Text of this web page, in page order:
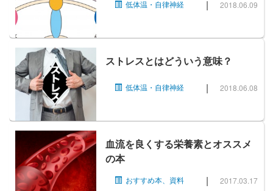
低体温・自律神経 | 2018.06.09
ストレスとはどういう意味？
低体温・自律神経 | 2018.06.08
血流を良くする栄養素とオススメ
の本
おすすめ本、資料 | 2017.03.17